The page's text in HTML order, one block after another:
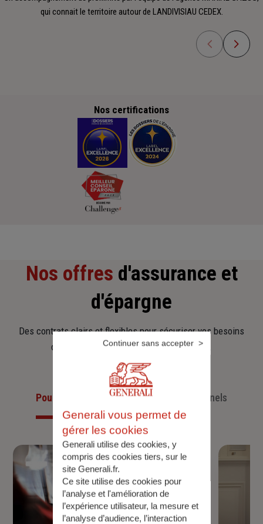
qui connait le territoire autour de LANDIVISIAU CEDEX.
Nos certifications
Nos offres d'assurance et
d'épargne
Des contrats clairs et flexibles pour sécuriser vos besoins
d’aujourd’hui et anticiper ceux de demain.
Pour les particuliersPour les professionnels
Generali vous permet de
gérer les cookies
Generali utilise des cookies, y
compris des cookies tiers, sur le
site Generali.fr.
Ce site utilise des cookies pour
l’analyse et l'amélioration de
l’expérience utilisateur, la mesure et
l’analyse d’audience, l’interaction
Continuer sans accepter